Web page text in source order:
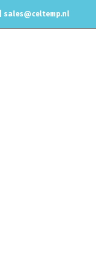
sales@celtemp.nl